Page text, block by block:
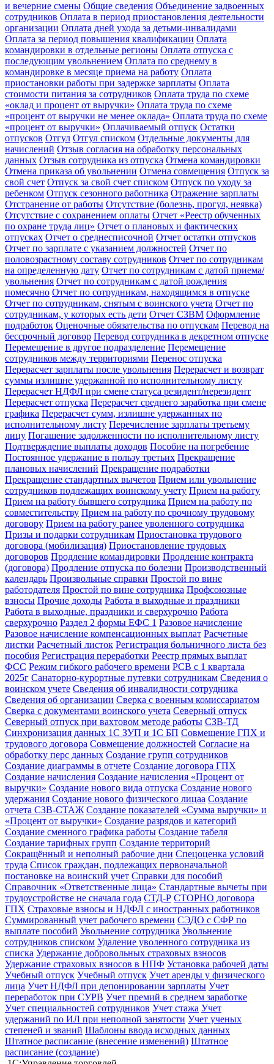
и вечерние смены Общие сведения Объединение задвоенных
сотрудников Оплата в период приостановления деятельности
организации Оплата дней ухода за детьми-инвалидами
Оплата за период повышения квалификации Оплата
командировки в отдельные регионы Оплата отпуска с
последующим увольнением Оплата по среднему в
командировке в месяце приема на работу Оплата
приостановки работы при задержке зарплаты Оплата
стоимости питания за сотрудников Оплата труда по схеме
«оклад и процент от выручки» Оплата труда по схеме
«процент от выручки не менее оклада» Оплата труда по схеме
«процент от выручки» Оплачиваемый отпуск Остатки
отпусков Отгул Отгул списком Отдельные документы для
начислений Отзыв согласия на обработку персональных
данных Отзыв сотрудника из отпуска Отмена командировки
Отмена приказа об увольнении Отмена совмещения Отпуск за
свой счет Отпуск за свой счет списком Отпуск по уходу за
ребенком Отпуск сезонного работника Отражение зарплаты
Отстранение от работы Отсутствие (болезнь, прогул, неявка)
Отсутствие с сохранением оплаты Отчет «Реестр обученных
по охране труда лиц» Отчет о плановых и фактических
отпусках Отчет о среднесписочной Отчет остатки отпусков
Отчет по зарплате с указанием должностей Отчет по
половозрастному составу сотрудников Отчет по сотрудникам
на определенную дату Отчет по сотрудникам с датой приема/
увольнения Отчет по сотрудникам с датой рождения
помесячно Отчет по сотрудникам, находящимся в отпуске
Отчет по сотрудникам, снятым с воинского учета Отчет по
сотрудникам, у которых есть дети Отчет СЗВМ Оформление
подработок Оценочные обязательства по отпускам Перевод на
бессрочный договор Перевод сотрудника в декретном отпуске
Перемещение в другое подразделение Перемещение
сотрудников между территориями Перенос отпуска
Перерасчет зарплаты после увольнения Перерасчет и возврат
суммы излишне удержанной по исполнительному листу
Перерасчет НДФЛ при смене статуса резидент/нерезидент
Перерасчет отпуска Перерасчет среднего заработка при смене
графика Перерасчет сумм, излишне удержанных по
исполнительному листу Перечисление зарплаты третьему
лицу Погашение задолженности по исполнительному листу
Подтверждение выплаты доходов Пособие на погребение
Постоянное удержание в пользу третьих Прекращение
плановых начислений Прекращение подработки
Прекращение стандартных вычетов Прием или увольнение
сотрудников подлежащих воинскому учету Прием на работу
Прием на работу бывшего сотрудника Прием на работу по
совместительству Прием на работу по срочному трудовому
договору Прием на работу ранее уволенного сотрудника
Призы и подарки сотрудникам Приостановка трудового
договора (мобилизация) Приостановление трудовых
договоров Продление командировки Продление контракта
(договора) Продление отпуска по болезни Производственный
календарь Произвольные справки Простой по вине
работодателя Простой по вине сотрудника Профсоюзные
взносы Прочие доходы Работа в выходные и праздники
Работа в выходные, праздники и сверхурочно Работа
сверхурочно Раздел 2 формы ЕФС 1 Разовое начисление
Разовое начисление компенсационных выплат Расчетные
листки Расчетный листок Регистрация больничного листа без
пособия Регистрация переработки Реестр прямых выплат
ФСС Режим гибкого рабочего времени РСВ с 1 квартала
2025г Санаторно-курортные путевки сотрудникам Сведения о
воинском учете Сведения об инвалидности сотрудника
Сведения об организации Сверка с военным комиссариатом
Сверка с документами воинского учета Северный отпуск
Северный отпуск при вахтовом методе работы СЗВ-ТД
Синхронизация данных 1С ЗУП и 1С БП Совмещение ГПХ и
трудового договора Совмещение должностей Согласие на
обработку перс данных Создание групп сотрудников
Создание диаграммы в отчете Создание договора ГПХ
Создание начисления Создание начисления «Процент от
выручки» Создание нового вида отпуска Создание нового
удержания Создание нового физического лицаа Создание
отчета СЗВ-СТАЖ Создание показателей «Сумма выручки» и
«Процент от выручки» Создание разрядов и категорий
Создание сменного графика работы Создание табеля
Создание тарифных групп Создание территорий
Сокращённый и неполный рабочие дни Спецоценка условий
труда Список граждан, подлежащих первоначальной
постановке на воинский учет Справки для пособий
Справочник «Ответственные лица» Стандартные вычеты при
трудоустройстве не сначала года СТД-Р СТОРНО договора
ГПХ Страховые взносы и НДФЛ с иностранных работников
Суммированный учет рабочего времени СЭДО с СФР по
выплате пособий Увольнение сотрудника Увольнение
сотрудников списком Удаление уволенного сотрудника из
списка Удержание добровольных страховых взносов
Удержание страховых взносов в НПФ Установка рабочей даты
Учебный отпуск Учебный отпуск Учет аренды у физического
лица Учет НДФЛ при депонировании зарплаты Учет
переработок при СУРВ Учет премий в среднем заработке
Учет специальностей сотрудников Учет стажа Учет
удержаний по ИЛ при неполной занятости Учет ученых
степеней и званий Шаблоны ввода исходных данных
Штатное расписание (внесение изменений) Штатное
расписание (создание)